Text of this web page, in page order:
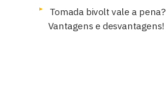
Tomada bivolt vale a pena?
Vantagens e desvantagens!